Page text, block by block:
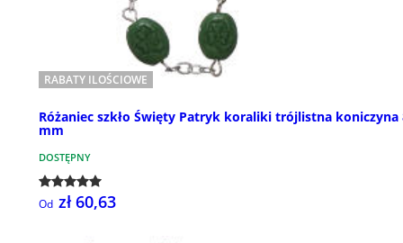
RABATY ILOŚCIOWE
Różaniec szkło Święty Patryk koraliki trójlistna koniczyna
mm
DOSTĘPNY
Od zł 60,63